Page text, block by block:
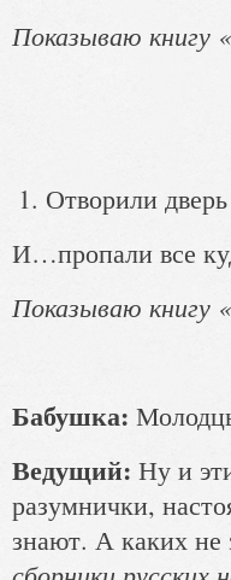
Показываю книгу
Отворили дверь
И…пропали все
Показываю книгу
Бабушка:
Ведущий: Ну и
разумнички,
знают. А каких не